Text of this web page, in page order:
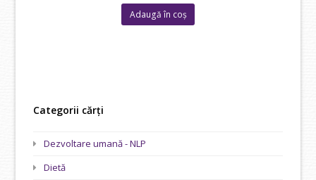
inițial
a
Adaugă în coș
Categorii cărți
Dezvoltare umană - NLP
Dietă